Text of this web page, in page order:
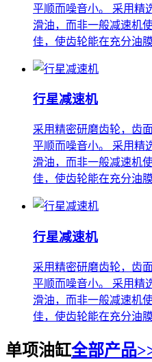
平顺而噪音小。 采用精
滑油，而非一般减速机
佳，使齿轮能在充分油
行星减速机
采用精密研磨齿轮，齿
平顺而噪音小。 采用精
滑油，而非一般减速机
佳，使齿轮能在充分油
行星减速机
采用精密研磨齿轮，齿
平顺而噪音小。 采用精
滑油，而非一般减速机
佳，使齿轮能在充分油
单项油缸全部产品